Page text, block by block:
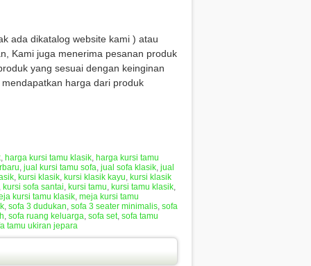
ada dikatalog website kami ) atau
Kami juga menerima pesanan produk
yang sesuai dengan keinginan
harga dari produk
, harga kursi tamu klasik, harga kursi tamu
, jual kursi tamu sofa, jual sofa klasik, jual
, kursi klasik, kursi klasik kayu, kursi klasik
kursi sofa santai, kursi tamu, kursi tamu klasik,
kursi tamu klasik, meja kursi tamu
, sofa 3 dudukan, sofa 3 seater minimalis, sofa
, sofa ruang keluarga, sofa set, sofa tamu
tamu ukiran jepara